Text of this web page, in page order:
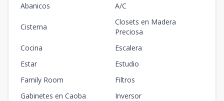
Abanicos A/C
Cisterna
Closets en Madera
Preciosa
Cocina
Escalera
Estar
Estudio
Family Room
Filtros
Gabinetes en Caoba
Inversor